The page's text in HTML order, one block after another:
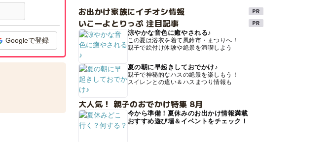
Googleで登録
お出かけ家族にイチオシ情報
いこーよとりっぷ 注目記事
涼やかな音色に癒やされる♪
この夏は浴衣を着て風鈴市・まつりへ！
親子で絵付け体験や絶景を満喫しよう
夏の朝に早起きしておでかけ♪
親子で神秘的なハスの絶景を楽しもう！
スイレンとの違い＆ハスまつり情報も
大人気！ 親子のおでかけ特集 8月
今から準備！夏休みのお出かけ情報満載
おすすめ遊び場＆イベントをチェック！